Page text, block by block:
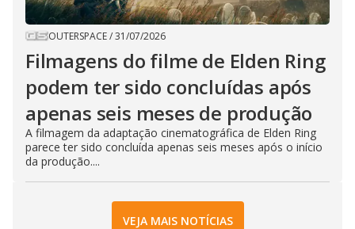
OUTERSPACE/31/07/2026
Filmagens do filme de Elden Ring
podem ter sido concluídas após
apenas seis meses de produção
A filmagem da adaptação cinematográfica de Elden Ring
parece ter sido concluída apenas seis meses após o início
da produção....
VEJA MAIS NOTÍCIAS